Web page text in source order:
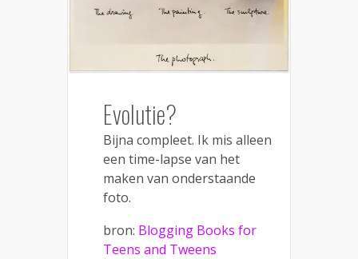
Evolutie?
Bijna compleet. Ik mis alleen
een time-lapse van het
maken van onderstaande
foto.
bron: Blogging Books for
Teens and Tweens